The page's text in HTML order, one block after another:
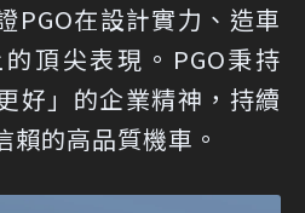
PGO在設計實力、造車
頂尖表現。PGO秉持
好」的企業精神，持續
賴的高品質機車。